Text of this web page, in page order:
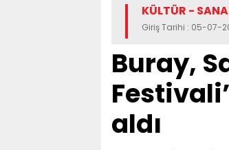
KÜLTÜR -
Giriş Tarihi : 05-07-
Buray,
aldı